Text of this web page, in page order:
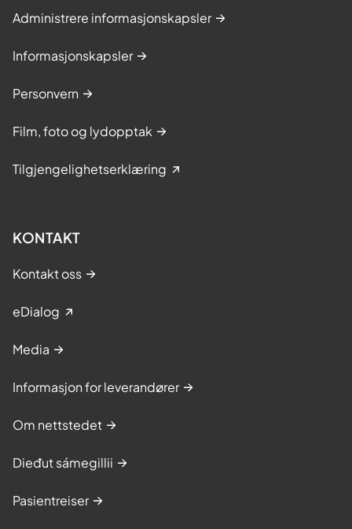
Administrere informasjonskapsler
Informasjonskapsler
Personvern
Film, foto og lydopptak
Tilgjengelighetserklæring
KONTAKT
Kontakt oss
eDialog
Media
Informasjon for leverandører
Om nettstedet
Dieđut sámegillii
Pasientreiser